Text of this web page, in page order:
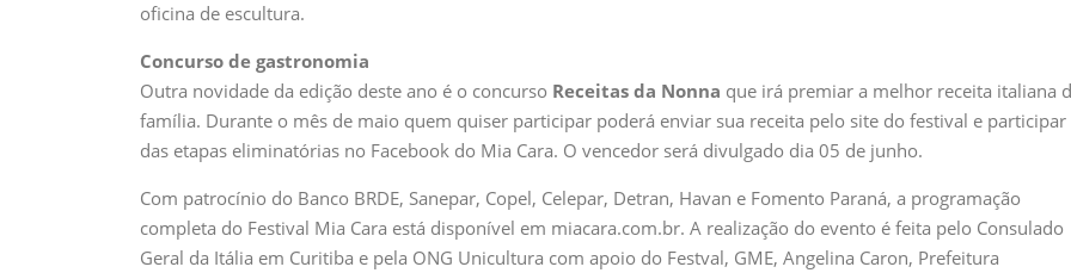
oficina de escultura.
Concurso de gastronomia
Outra novidade da edição deste ano é o concurso Receitas da Nonna que irá premiar a melhor receita italiana
família. Durante o mês de maio quem quiser participar poderá enviar sua receita pelo site do festival e participar
das etapas eliminatórias no Facebook do Mia Cara. O vencedor será divulgado dia 05 de junho.
Com patrocínio do Banco BRDE, Sanepar, Copel, Celepar, Detran, Havan e Fomento Paraná, a programação
completa do Festival Mia Cara está disponível em miacara.com.br. A realização do evento é feita pelo Consulado
Geral da Itália em Curitiba e pela ONG Unicultura com apoio do Festval, GME, Angelina Caron, Prefeitura